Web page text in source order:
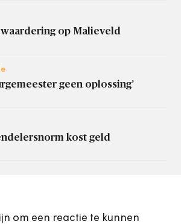
op Malieveld
geen oplossing’
kost geld
om een reactie te kunnen